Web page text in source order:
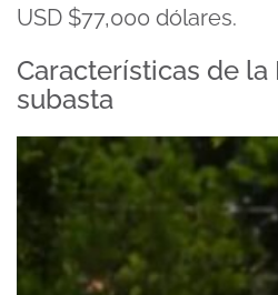
USD $77,000 dólares.
Características de la
subasta